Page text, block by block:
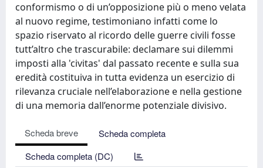
conformismo o di un’opposizione più o meno velata
al nuovo regime, testimoniano infatti come lo
spazio riservato al ricordo delle guerre civili fosse
tutt’altro che trascurabile: declamare sui dilemmi
imposti alla 'civitas' dal passato recente e sulla sua
eredità costituiva in tutta evidenza un esercizio di
rilevanza cruciale nell’elaborazione e nella gestione
di una memoria dall’enorme potenziale divisivo.
Scheda breve
Scheda completa
Scheda completa (DC)